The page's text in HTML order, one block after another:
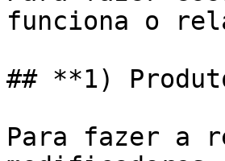
funciona o
## **1)
Para fazer a